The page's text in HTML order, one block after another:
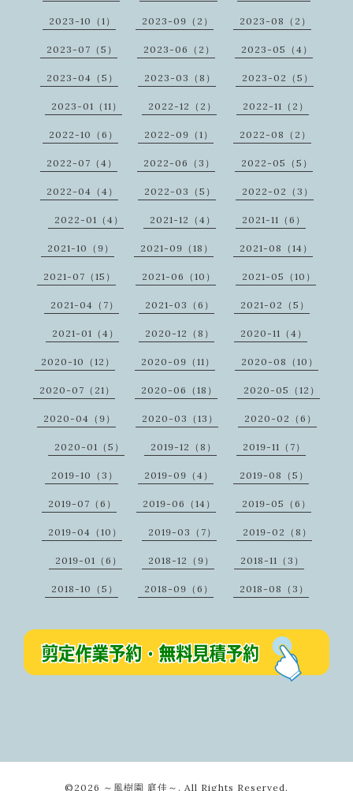
2023-10（1） 2023-09（2） 2023-08（2）
2023-07（5） 2023-06（2） 2023-05（4）
2023-04（5） 2023-03（8） 2023-02（5）
2023-01（11） 2022-12（2） 2022-11（2）
2022-10（6） 2022-09（1） 2022-08（2）
2022-07（4） 2022-06（3） 2022-05（5）
2022-04（4） 2022-03（5） 2022-02（3）
2022-01（4） 2021-12（4） 2021-11（6）
2021-10（9） 2021-09（18） 2021-08（14）
2021-07（15） 2021-06（10） 2021-05（10）
2021-04（7） 2021-03（6） 2021-02（5）
2021-01（4） 2020-12（8） 2020-11（4）
2020-10（12） 2020-09（11） 2020-08（10）
2020-07（21） 2020-06（18） 2020-05（12）
2020-04（9） 2020-03（13） 2020-02（6）
2020-01（5） 2019-12（8） 2019-11（7）
2019-10（3） 2019-09（4） 2019-08（5）
2019-07（6） 2019-06（14） 2019-05（6）
2019-04（10） 2019-03（7） 2019-02（8）
2019-01（6） 2018-12（9） 2018-11（3）
2018-10（5） 2018-09（6） 2018-08（3）
©2026 ～風樹園 庭佳～ . All Rights Reserved.